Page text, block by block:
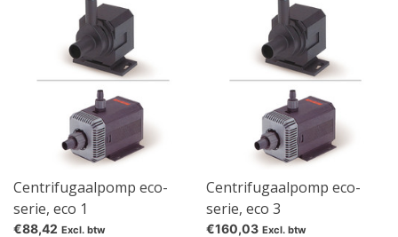
Centrifugaalpomp eco-
serie, eco 1
€88,42 Excl. btw
Centrifugaalpomp eco-
serie, eco 3
€160,03 Excl. btw